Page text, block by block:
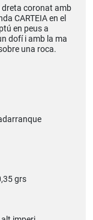
dreta coronat amb
CARTEIA en el
en peus a
dofí i amb la ma
una roca.
grs